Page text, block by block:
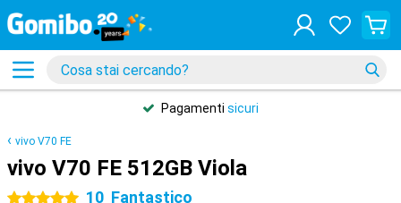
Pagamenti sicuri
vivo V70 FE
vivo V70 FE 512GB Viola
5 stelle 10 Fantastico